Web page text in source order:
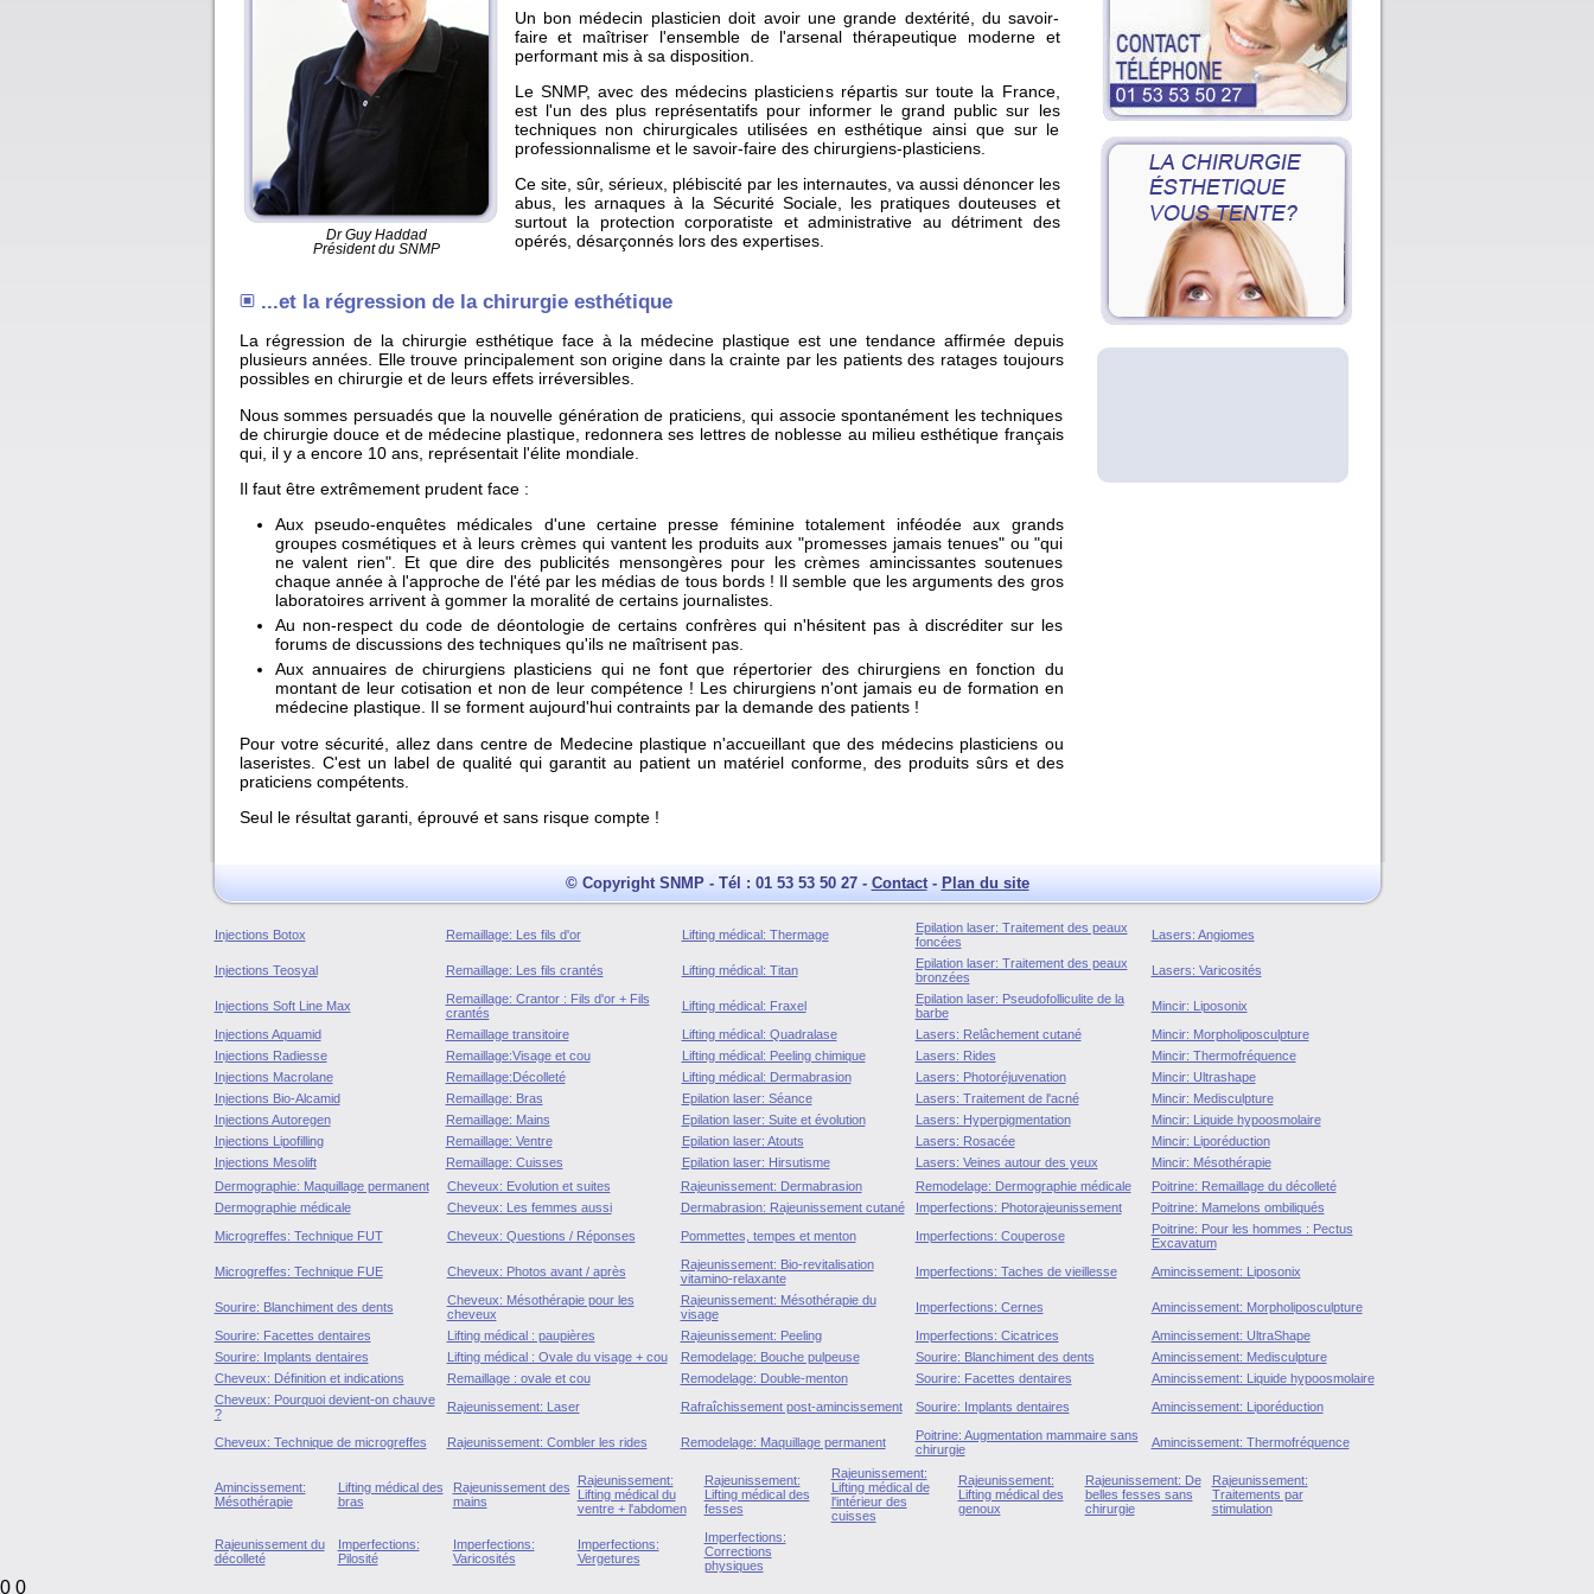
Dr Guy Haddad
Président du SNMP
Un bon médecin plasticien doit avoir une grande dextérité, du savoir-
faire et maîtriser l'ensemble de l'arsenal thérapeutique moderne et
performant mis à sa disposition.
Le SNMP, avec des médecins plasticiens répartis sur toute la France,
est l'un des plus représentatifs pour informer le grand public sur les
techniques non chirurgicales utilisées en esthétique ainsi que sur le
professionnalisme et le savoir-faire des chirurgiens-plasticiens.
Ce site, sûr, sérieux, plébiscité par les internautes, va aussi dénoncer les
abus, les arnaques à la Sécurité Sociale, les pratiques douteuses et
surtout la protection corporatiste et administrative au détriment des
opérés, désarçonnés lors des expertises.
...et la régression de la chirurgie esthétique
La régression de la chirurgie esthétique face à la médecine plastique est une tendance affirmée depuis
plusieurs années. Elle trouve principalement son origine dans la crainte par les patients des ratages toujours
possibles en chirurgie et de leurs effets irréversibles.
Nous sommes persuadés que la nouvelle génération de praticiens, qui associe spontanément les techniques
de chirurgie douce et de médecine plastique, redonnera ses lettres de noblesse au milieu esthétique français
qui, il y a encore 10 ans, représentait l'élite mondiale.
Il faut être extrêmement prudent face :
Aux pseudo-enquêtes médicales d'une certaine presse féminine totalement inféodée aux grands
groupes cosmétiques et à leurs crèmes qui vantent les produits aux "promesses jamais tenues" ou "qui
ne valent rien". Et que dire des publicités mensongères pour les crèmes amincissantes soutenues
chaque année à l'approche de l'été par les médias de tous bords ! Il semble que les arguments des gros
laboratoires arrivent à gommer la moralité de certains journalistes.
Au non-respect du code de déontologie de certains confrères qui n'hésitent pas à discréditer sur les
forums de discussions des techniques qu'ils ne maîtrisent pas.
Aux annuaires de chirurgiens plasticiens qui ne font que répertorier des chirurgiens en fonction du
montant de leur cotisation et non de leur compétence ! Les chirurgiens n'ont jamais eu de formation en
médecine plastique. Il se forment aujourd'hui contraints par la demande des patients !
Pour votre sécurité, allez dans centre de Medecine plastique n'accueillant que des médecins plasticiens ou
laseristes. C'est un label de qualité qui garantit au patient un matériel conforme, des produits sûrs et des
praticiens compétents.
Seul le résultat garanti, éprouvé et sans risque compte !
© Copyright SNMP - Tél : 01 53 53 50 27 - Contact- Plan du site
Injections Botox Remaillage: Les fils d'or Lifting médical: Thermage
Epilation laser: Traitement des peaux
foncées
Lasers: Angiomes
Injections Teosyal Remaillage: Les fils crantés Lifting médical: Titan
Epilation laser: Traitement des peaux
bronzées
Lasers: Varicosités
Injections Soft Line Max
Remaillage: Crantor : Fils d'or + Fils
crantés
Lifting médical: Fraxel
Epilation laser: Pseudofolliculite de la
barbe
Mincir: Liposonix
Injections Aquamid
Remaillage transitoire Lifting médical: Quadralase Lasers: Relâchement cutané
Mincir: Morpholiposculpture
Injections Radiesse
Remaillage:Visage et cou Lifting médical: Peeling chimique Lasers: Rides
Mincir: Thermofréquence
Injections Macrolane
Remaillage:Décolleté Lifting médical: Dermabrasion Lasers: Photoréjuvenation
Mincir: Ultrashape
Injections Bio-Alcamid
Remaillage: Bras Epilation laser: Séance Lasers: Traitement de l'acné
Mincir: Medisculpture
Injections Autoregen
Remaillage: Mains Epilation laser: Suite et évolution Lasers: Hyperpigmentation
Mincir: Liquide hypoosmolaire
Injections Lipofilling
Remaillage: Ventre Epilation laser: Atouts Lasers: Rosacée
Mincir: Liporéduction
Injections Mesolift
Remaillage: Cuisses Epilation laser: Hirsutisme Lasers: Veines autour des yeux
Mincir: Mésothérapie
Dermographie: Maquillage permanent
Cheveux: Evolution et suites Rajeunissement: Dermabrasion Remodelage: Dermographie médicale
Poitrine: Remaillage du décolleté
Dermographie médicale
Cheveux: Les femmes aussi Dermabrasion: Rajeunissement cutané Imperfections: Photorajeunissement
Poitrine: Mamelons ombiliqués
Microgreffes: Technique FUT
Cheveux: Questions / Réponses Pommettes, tempes et menton Imperfections: Couperose
Poitrine: Pour les hommes : Pectus
Excavatum
Microgreffes: Technique FUE
Cheveux: Photos avant / après
Rajeunissement: Bio-revitalisation
vitamino-relaxante
Imperfections: Taches de vieillesse Amincissement: Liposonix
Sourire: Blanchiment des dents
Cheveux: Mésothérapie pour les
cheveux
Rajeunissement: Mésothérapie du
visage
Imperfections: Cernes
Amincissement: Morpholiposculpture
Sourire: Facettes dentaires
Lifting médical : paupières Rajeunissement: Peeling Imperfections: Cicatrices
Amincissement: UltraShape
Sourire: Implants dentaires
Lifting médical : Ovale du visage + cou Remodelage: Bouche pulpeuse Sourire: Blanchiment des dents
Amincissement: Medisculpture
Cheveux: Définition et indications
Remaillage : ovale et cou Remodelage: Double-menton Sourire: Facettes dentaires
Amincissement: Liquide hypoosmolaire
Cheveux: Pourquoi devient-on chauve
?
Rajeunissement: Laser Rafraîchissement post-amincissement Sourire: Implants dentaires Amincissement: Liporéduction
Cheveux: Technique de microgreffes Rajeunissement: Combler les rides Remodelage: Maquillage permanent
Poitrine: Augmentation mammaire sans
chirurgie
Amincissement: Thermofréquence
Amincissement:
Mésothérapie
Lifting médical des
bras
Rajeunissement des
mains
Rajeunissement:
Lifting médical du
ventre + l'abdomen
Rajeunissement:
Lifting médical des
fesses
Rajeunissement:
Lifting médical de
l'intérieur des
cuisses
Rajeunissement:
Lifting médical des
genoux
Rajeunissement: De
belles fesses sans
chirurgie
Rajeunissement:
Traitements par
stimulation
Rajeunissement du
décolleté
Imperfections:
Pilosité
Imperfections:
Varicosités
Imperfections:
Vergetures
Imperfections:
Corrections
physiques
0 0